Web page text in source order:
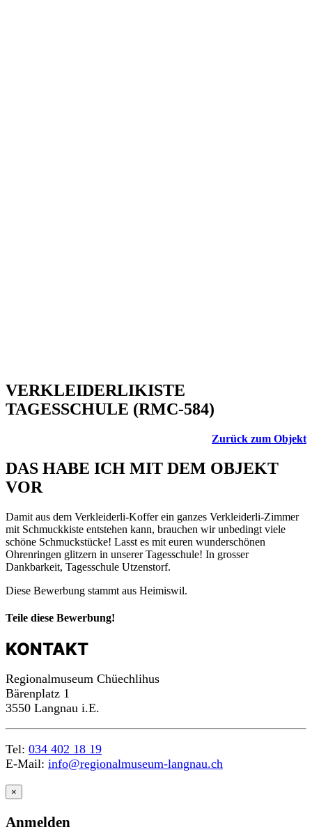
VERKLEIDERLIKISTE
TAGESSCHULE (RMC-584)
Zurück zum Objekt
DAS HABE ICH MIT DEM OBJEKT
VOR
Damit aus dem Verkleiderli-Koffer ein ganzes Verkleiderli-Zimmer
mit Schmuckkiste entstehen kann, brauchen wir unbedingt viele
schöne Schmuckstücke! Lasst es mit euren wunderschönen
Ohrenringen glitzern in unserer Tagesschule! In grosser
Dankbarkeit, Tagesschule Utzenstorf.
Diese Bewerbung stammt aus Heimiswil.
Teile diese Bewerbung!
KONTAKT
Regionalmuseum Chüechlihus
Bärenplatz 1
3550 Langnau i.E.
Tel: 034 402 18 19
E-Mail: info@regionalmuseum-langnau.ch
×
Anmelden